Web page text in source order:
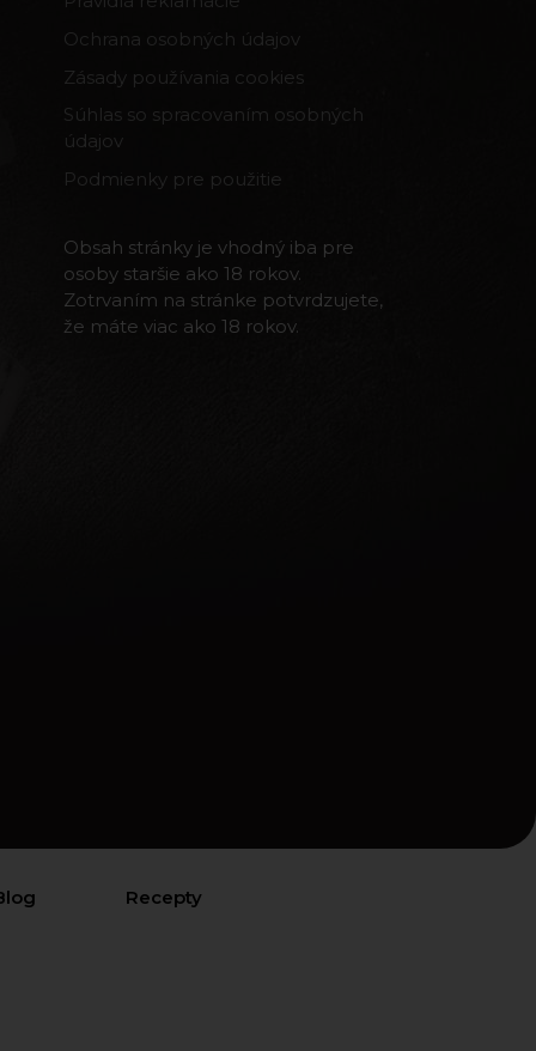
Ochrana osobných údajov
Zásady používania cookies
Súhlas so spracovaním osobných
údajov
Podmienky pre použitie
Obsah stránky je vhodný iba pre
osoby staršie ako 18 rokov.
Zotrvaním na stránke potvrdzujete,
že máte viac ako 18 rokov.
Recepty